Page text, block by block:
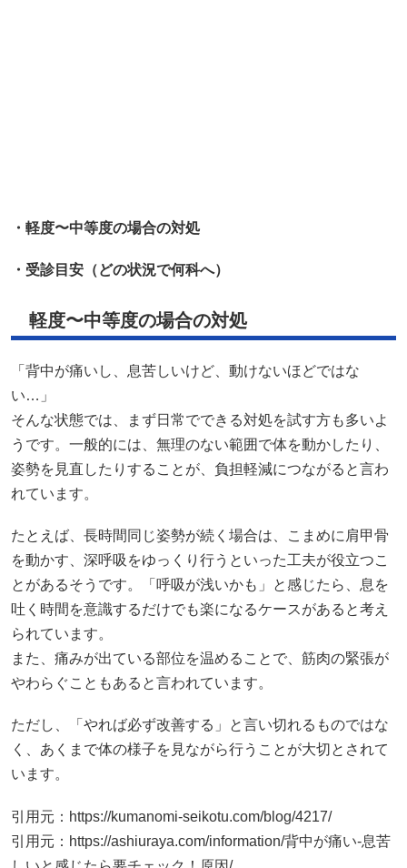
い…」
うです。一般的には、無理のない範囲で体を動かしたり、
姿勢を見直したりすることが、負担軽減につながると言わ
れています。
たとえば、長時間同じ姿勢が続く場合は、こまめに肩甲骨
を動かす、深呼吸をゆっくり行うといった工夫が役立つこ
とがあるそうです。「呼吸が浅いかも」と感じたら、息を
吐く時間を意識するだけでも楽になるケースがあると考え
られています。
また、痛みが出ている部位を温めることで、筋肉の緊張が
やわらぐこともあると言われています。
ただし、「やれば必ず改善する」と言い切れるものではな
く、あくまで体の様子を見ながら行うことが大切とされて
います。
引用元： https://kumanomi-seikotu.com/blog/4217/
しいと感じたら要チェック！原因/
来院目安（どの状況で何科へ）
「このまま様子見でいいのかな？」と迷ったときは、症状
の強さや続く期間が判断材料になると言われています。